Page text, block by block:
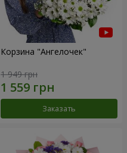
Корзина "Ангелочек"
1 949 грн
Заказать